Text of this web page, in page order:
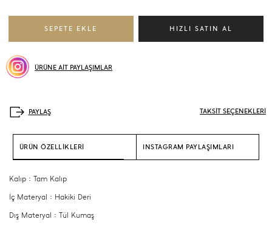
ÜRÜNE AİT PAYLAŞIMLAR
TAKSİT SEÇENEKLERİ
ÜRÜN ÖZELLİKLERİ INSTAGRAM PAYLAŞIMLARI
Kalıp : Tam Kalıp
İç Materyal : Hakiki Deri
Dış Materyal : Tül Kumaş